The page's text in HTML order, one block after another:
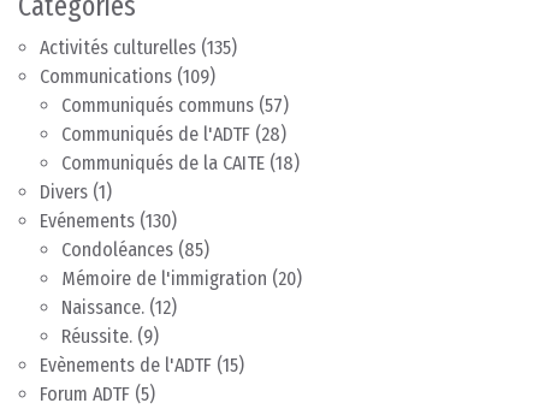
Activités culturelles (135)
Communications (109)
Communiqués communs (57)
Communiqués de l'ADTF (28)
Communiqués de la CAITE (18)
Divers (1)
Evénements (130)
Condoléances (85)
Mémoire de l'immigration (20)
Naissance. (12)
Réussite. (9)
Evènements de l'ADTF (15)
Forum ADTF (5)